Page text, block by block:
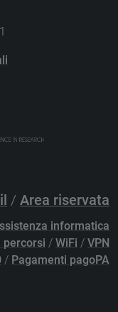
/ Area riservata
informatica
percorsi / WiFi / VPN
/ Pagamenti pagoPA